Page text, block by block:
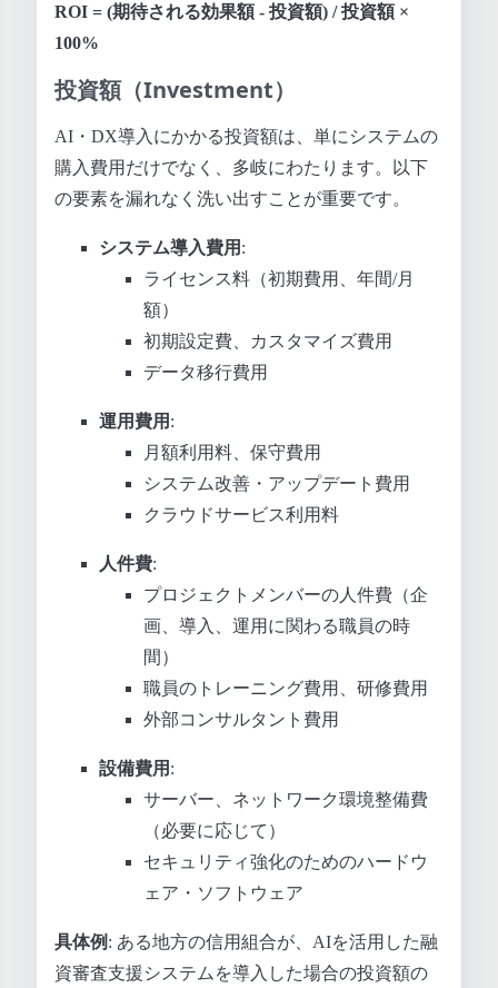
ROI = (期待される効果額 - 投資額) / 投資額 ×
100%
投資額（Investment）
AI・DX導入にかかる投資額は、単にシステムの
購入費用だけでなく、多岐にわたります。以下
の要素を漏れなく洗い出すことが重要です。
システム導入費用 :
ライセンス料（初期費用、年間/月
額）
初期設定費、カスタマイズ費用
データ移行費用
運用費用 :
月額利用料、保守費用
システム改善・アップデート費用
クラウドサービス利用料
人件費:
プロジェクトメンバーの人件費（企
画、導入、運用に関わる職員の時
間）
職員のトレーニング費用、研修費用
外部コンサルタント費用
設備費用 :
サーバー、ネットワーク環境整備費
（必要に応じて）
セキュリティ強化のためのハードウ
ェア・ソフトウェア
具体例 : ある地方の信用組合が、AIを活用した融
資審査支援システムを導入した場合の投資額の